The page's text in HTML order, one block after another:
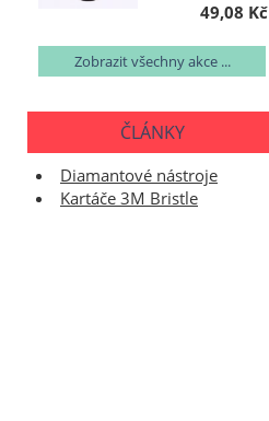
49,08 Kč
Zobrazit všechny akce ...
ČLÁNKY
Diamantové nástroje
Kartáče 3M Bristle